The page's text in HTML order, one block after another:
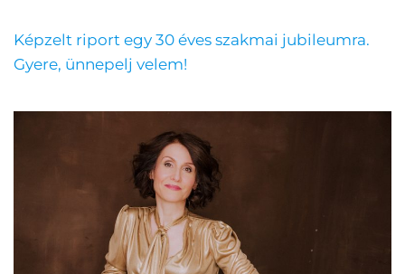
Képzelt riport egy 30 éves szakmai jubileumra.
Gyere, ünnepelj velem!